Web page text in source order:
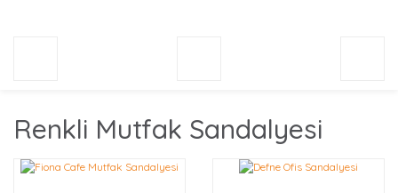
Renkli Mutfak Sandalyesi